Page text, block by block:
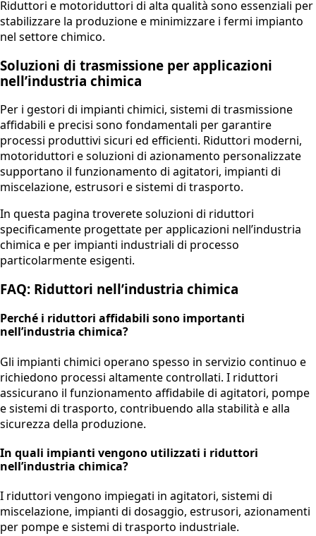
Riduttori e motoriduttori di alta qualità sono essenziali per
stabilizzare la produzione e minimizzare i fermi impianto
nel settore chimico.
Soluzioni di trasmissione per applicazioni
nell’industria chimica
Per i gestori di impianti chimici, sistemi di trasmissione
affidabili e precisi sono fondamentali per garantire
processi produttivi sicuri ed efficienti. Riduttori moderni,
motoriduttori e soluzioni di azionamento personalizzate
supportano il funzionamento di agitatori, impianti di
miscelazione, estrusori e sistemi di trasporto.
In questa pagina troverete soluzioni di riduttori
specificamente progettate per applicazioni nell’industria
chimica e per impianti industriali di processo
particolarmente esigenti.
FAQ: Riduttori nell’industria chimica
Perché i riduttori affidabili sono importanti
nell’industria chimica?
Gli impianti chimici operano spesso in servizio continuo e
richiedono processi altamente controllati. I riduttori
assicurano il funzionamento affidabile di agitatori, pompe
e sistemi di trasporto, contribuendo alla stabilità e alla
sicurezza della produzione.
In quali impianti vengono utilizzati i riduttori
nell’industria chimica?
I riduttori vengono impiegati in agitatori, sistemi di
miscelazione, impianti di dosaggio, estrusori, azionamenti
per pompe e sistemi di trasporto industriale.